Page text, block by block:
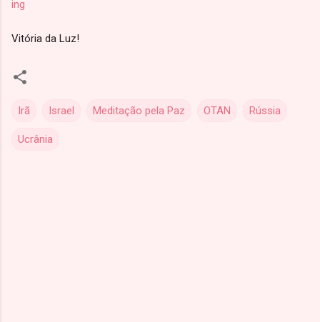
ing
Vitória da Luz!
Irã Israel Meditação pela Paz OTAN Rússia
Ucrânia